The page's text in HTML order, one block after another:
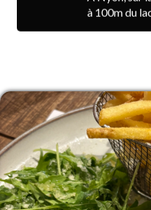
à 100m du